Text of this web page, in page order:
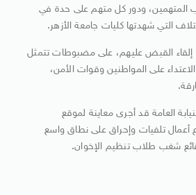
المتهمين، ودور كل متهم على حدة في
التي شهدتها كليات جامعة الأزهر.
إلقاء القبض عليهم، على مضبوطات تتمثل
على المواطنين وقوات الأمن،
العامة قد أجرى معاينة لموقع
أعمال تلفيات وإحراق على نطاق واسع
شغب طلاب تنظيم الإخوان.